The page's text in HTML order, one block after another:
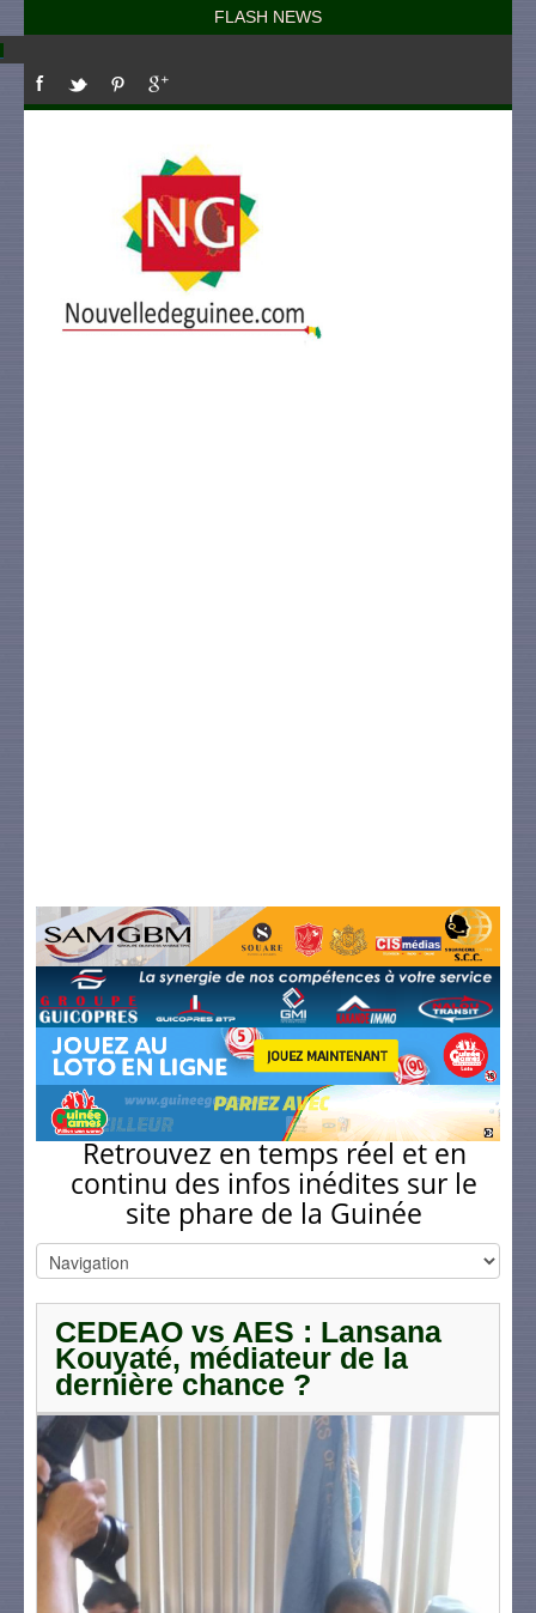
FLASH NEWS
Retrouvez en temps réel et en
continu des infos inédites sur le
site phare de la Guinée
CEDEAO vs AES : Lansana
Kouyaté, médiateur de la
dernière chance ?